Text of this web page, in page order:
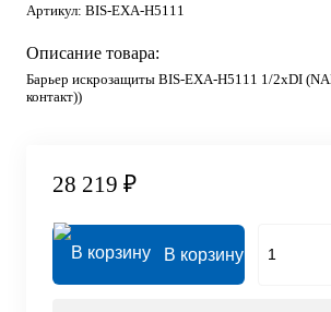
Артикул: BIS-EXA-H5111
Описание товара:
Барьер искрозащиты BIS-EXA-H5111 1/2хDI
контакт))
28 219 ₽
В корзину